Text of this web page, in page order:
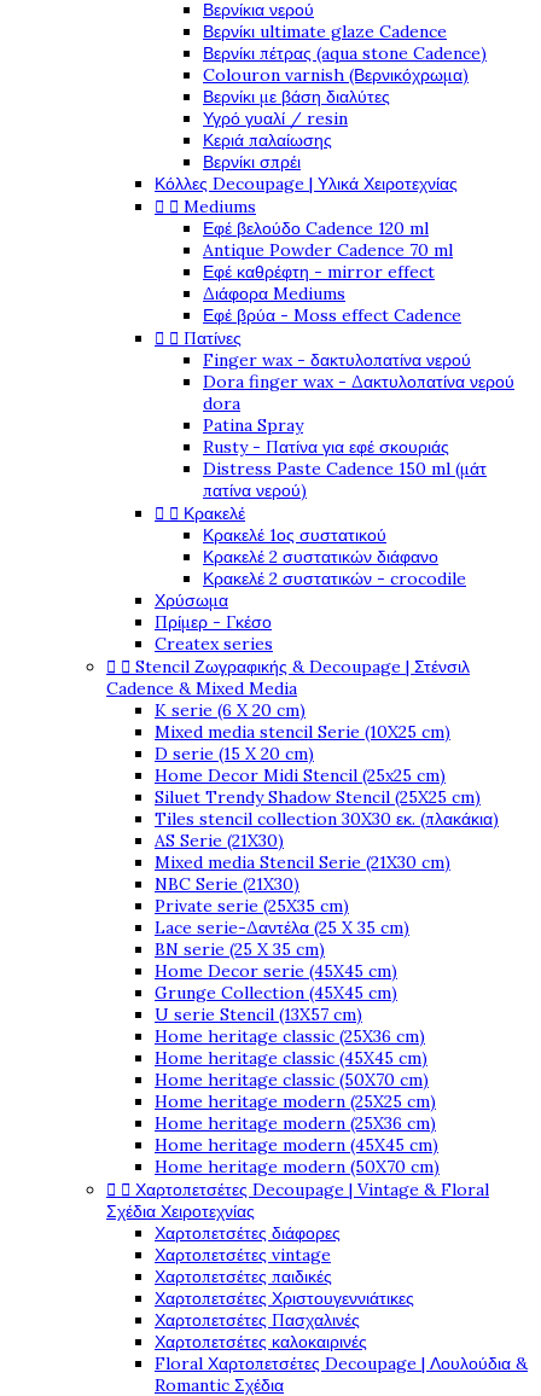
Βερνίκια νερού
Βερνίκι ultimate glaze Cadence
Βερνίκι πέτρας (aqua stone Cadence)
Colouron varnish (Βερνικόχρωμα)
Βερνίκι με βάση διαλύτες
Υγρό γυαλί / resin
Κεριά παλαίωσης
Βερνίκι σπρέι
Κόλλες Decoupage | Υλικά Χειροτεχνίας
  Mediums
Εφέ βελούδο Cadence 120 ml
Antique Powder Cadence 70 ml
Εφέ καθρέφτη - mirror effect
Διάφορα Mediums
Εφέ βρύα - Moss effect Cadence
  Πατίνες
Finger wax - δακτυλοπατίνα νερού
Dora finger wax - Δακτυλοπατίνα νερού
dora
Patina Spray
Rusty - Πατίνα για εφέ σκουριάς
Distress Paste Cadence 150 ml (μάτ
πατίνα νερού)
  Κρακελέ
Κρακελέ 1ος συστατικού
Κρακελέ 2 συστατικών διάφανο
Κρακελέ 2 συστατικών - crocodile
Χρύσωμα
Πρίμερ - Γκέσο
Createx series
  Stencil Ζωγραφικής & Decoupage | Στένσιλ
Cadence & Mixed Media
K serie (6 X 20 cm)
Mixed media stencil Serie (10X25 cm)
D serie (15 X 20 cm)
Home Decor Midi Stencil (25x25 cm)
Siluet Trendy Shadow Stencil (25X25 cm)
Tiles stencil collection 30X30 εκ. (πλακάκια)
AS Serie (21X30)
Mixed media Stencil Serie (21X30 cm)
NBC Serie (21X30)
Private serie (25X35 cm)
Lace serie-Δαντέλα (25 X 35 cm)
BN serie (25 X 35 cm)
Home Decor serie (45X45 cm)
Grunge Collection (45X45 cm)
U serie Stencil (13X57 cm)
Home heritage classic (25X36 cm)
Home heritage classic (45X45 cm)
Home heritage classic (50X70 cm)
Home heritage modern (25X25 cm)
Home heritage modern (25X36 cm)
Home heritage modern (45X45 cm)
Home heritage modern (50X70 cm)
  Χαρτοπετσέτες Decoupage | Vintage & Floral
Σχέδια Χειροτεχνίας
Χαρτοπετσέτες διάφορες
Χαρτοπετσέτες vintage
Χαρτοπετσέτες παιδικές
Χαρτοπετσέτες Χριστουγεννιάτικες
Χαρτοπετσέτες Πασχαλινές
Χαρτοπετσέτες καλοκαιρινές
Floral Χαρτοπετσέτες Decoupage | Λουλούδια &
Romantic Σχέδια